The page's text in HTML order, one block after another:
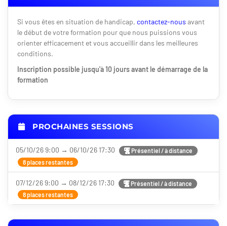
Si vous êtes en situation de handicap, contactez-nous avant
le début de votre formation pour que nous puissions vous
orienter efficacement et vous accueillir dans les meilleures
conditions.
Inscription possible jusqu'à 10 jours avant le démarrage de la
formation
PROCHAINES SESSIONS
05/10/26 9:00 → 06/10/26 17:30
Présentiel / à distance
8 places restantes
07/12/26 9:00 → 08/12/26 17:30
Présentiel / à distance
8 places restantes